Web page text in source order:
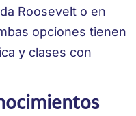
Roosevelt o en
opciones tienen
y clases con